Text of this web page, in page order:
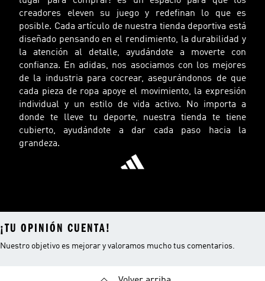
creadores eleven su juego y redefinan lo que es
posible. Cada artículo de nuestra tienda deportiva está
diseñado pensando en el rendimiento, la durabilidad y
la atención al detalle, ayudándote a moverte con
confianza. En adidas, nos asociamos con los mejores
de la industria para cocrear, asegurándonos de que
cada pieza de ropa apoye el movimiento, la expresión
individual y un estilo de vida activo. No importa a
donde te lleve tu deporte, nuestra tienda te tiene
cubierto, ayudándote a dar cada paso hacia la
grandeza.
¡TU OPINIÓN CUENTA!
Nuestro objetivo es mejorar y valoramos mucho tus comentarios.